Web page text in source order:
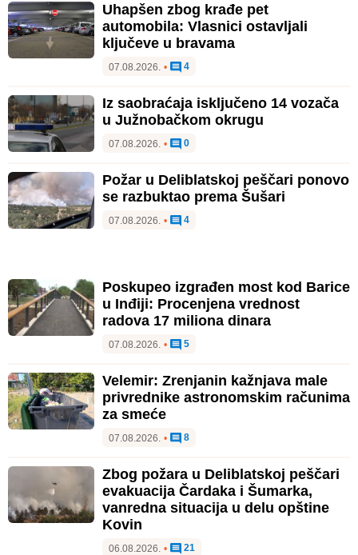
Uhapšen zbog krađe pet
automobila: Vlasnici ostavljali
ključeve u bravama
07.08.2026. • 4
Iz saobraćaja isključeno 14 vozača
u Južnobačkom okrugu
07.08.2026. • 0
Požar u Deliblatskoj peščari ponovo
se razbuktao prema Šušari
07.08.2026. • 4
Poskupeo izgrađen most kod Barice
u Inđiji: Procenjena vrednost
radova 17 miliona dinara
07.08.2026. • 5
Velemir: Zrenjanin kažnjava male
privrednike astronomskim računima
za smeće
07.08.2026. • 8
Zbog požara u Deliblatskoj peščari
evakuacija Čardaka i Šumarka,
vanredna situacija u delu opštine
Kovin
06.08.2026. • 21